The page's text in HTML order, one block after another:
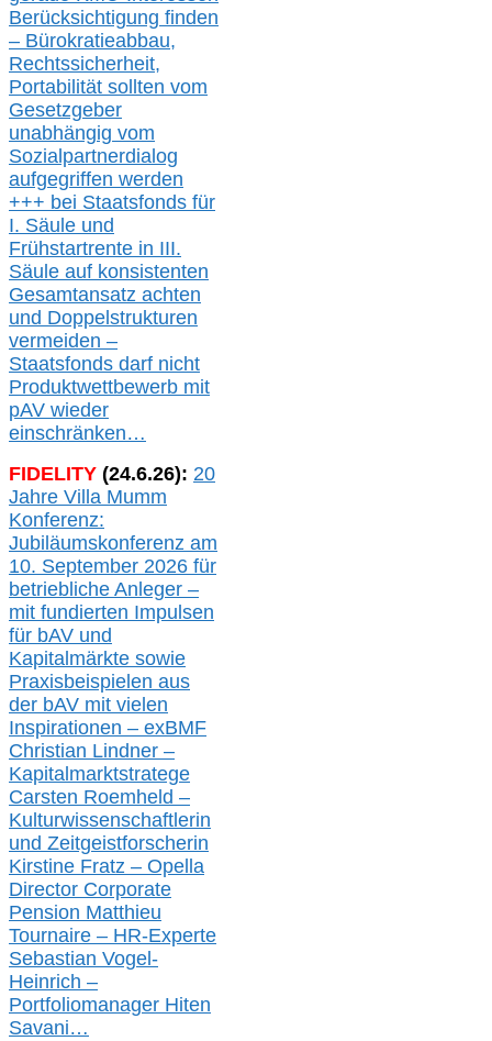
Berücksichtigung finden
– Bürokratieabbau,
Rechtssicherheit,
Portabilität sollten vom
Gesetzgeber
unabhängig vom
Sozialpartnerdialog
aufgegriffen werden
+++ bei Staatsfonds für
I. Säule und
Frühstartrente in III.
Säule auf konsistenten
Gesamtansatz achten
und Doppelstrukturen
vermeiden –
Staatsfonds darf nicht
Produktwettbewerb mit
pAV wieder
einschränken…
FIDELITY (24.6.26): 20
Jahre Villa Mumm
Konferenz:
Jubiläumskonferenz am
10. September 2026 für
betriebliche Anleger –
mit fundierten Impulsen
für bAV und
Kapitalmärkte sowie
Praxisbeispielen aus
der bAV mit vielen
Inspirationen – exBMF
Christian Lindner –
Kapitalmarktstratege
Carsten Roemheld –
Kulturwissenschaftlerin
und Zeitgeistforscherin
Kirstine Fratz – Opella
Director Corporate
Pension Matthieu
Tournaire – HR-Experte
Sebastian Vogel-
Heinrich –
Portfoliomanager Hiten
Savani…